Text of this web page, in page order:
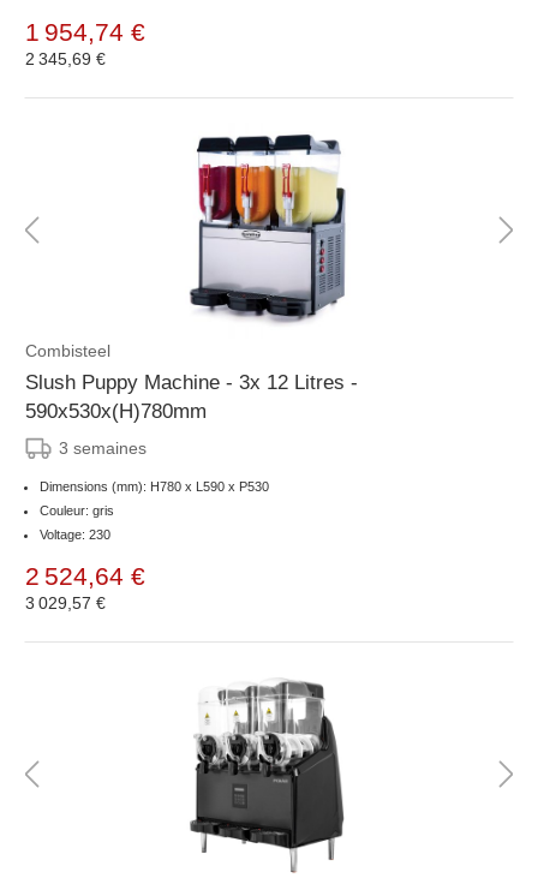
1 954,74 €
2 345,69 €
Combisteel
Slush Puppy Machine - 3x 12 Litres -
590x530x(H)780mm
3 semaines
Dimensions (mm): H780 x L590 x P530
Couleur: gris
Voltage: 230
2 524,64 €
3 029,57 €